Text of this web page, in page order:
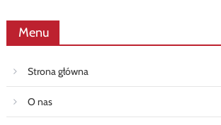
Menu
Strona główna
O nas